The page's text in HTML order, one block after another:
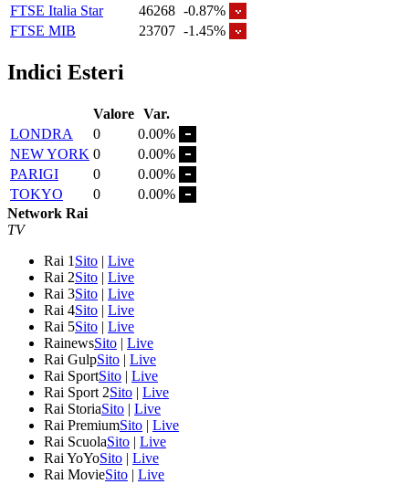
FTSE Italia Star
46268 -0.87%
FTSE MIB
23707 -1.45%
Indici Esteri
Valore Var.
LONDRA
0
0.00%
NEW YORK 0
0.00%
PARIGI
0
0.00%
TOKYO
0
0.00%
Network Rai
TV
Rai 1 Sito | Live
Rai 2Sito | Live
Rai 3Sito | Live
Rai 4Sito | Live
Rai 5Sito | Live
RainewsSito | Live
Rai GulpSito | Live
Rai SportSito | Live
Rai Sport 2Sito | Live
Rai StoriaSito | Live
Rai PremiumSito | Live
Rai ScuolaSito | Live
Rai YoYoSito | Live
Rai MovieSito | Live